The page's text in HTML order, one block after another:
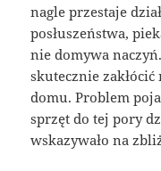
nagle przestaje
posłuszeństwa,
nie domywa
skutecznie
domu. Problem
sprzęt do tej pory
wskazywało na